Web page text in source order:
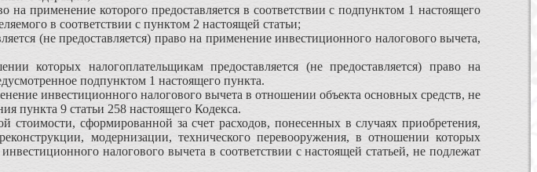
на применение которого предоставляется в соответствии с подпунктом 1 настоящего
в соответствии с пунктом 2 настоящей статьи;
(не предоставляется) право на применение инвестиционного налогового вычета,
которых налогоплательщикам предоставляется (не предоставляется) право на
подпунктом 1 настоящего пункта.
инвестиционного налогового вычета в отношении объекта основных средств, не
пункта 9 статьи 258 настоящего Кодекса.
стоимости, сформированной за счет расходов, понесенных в случаях приобретения,
модернизации, технического перевооружения, в отношении которых
налогового вычета в соответствии с настоящей статьей, не подлежат